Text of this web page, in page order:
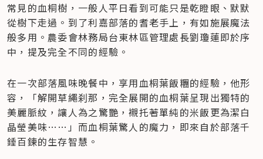
常見的血桐樹，一般人平日看到可能只是乾瞪眼、默默
從樹下走過。到了利嘉部落的耆老手上，有如施展魔法
般多用。農委會林務局台東林區管理處長劉瓊蓮即於序
中，提及完全不同的經驗。
在一次部落風味晚餐中，享用血桐葉飯糰的經驗，他形
容，「解開草繩刹那，完全展開的血桐葉呈現出獨特的
美麗脈紋，讓人為之驚艷，襯托著單純的米飯更為潔白
晶瑩美味……」而血桐葉驚人的魔力，即來自於部落千
錘百鍊的生存智慧。